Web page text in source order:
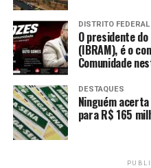
Fonte:Portal Goiás
TAGS
PRÓXIMO
11ª cidade a receber
sedia o evento neste fim de
RECENTES
Nota Fiscal Goiana:
DISTRITO FEDERAL
O presidente
(IBRAM), é o
Comunidade
DESTAQUES
Ninguém
para R$ 165